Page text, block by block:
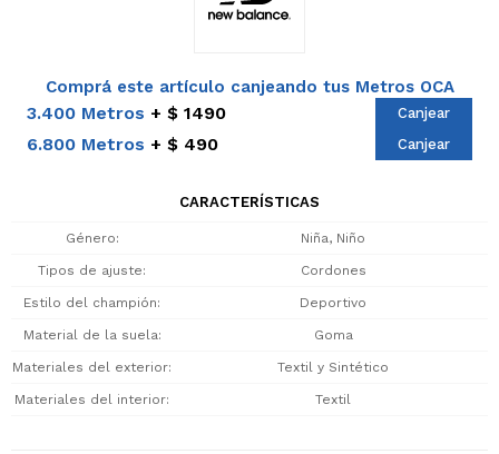
Comprá este artículo canjeando tus Metros OCA
3.400 Metros $ 1490 Canjear
6.800 Metros $ 490 Canjear
CARACTERÍSTICAS
Género Niña, Niño
Tipos de ajuste Cordones
Estilo del champión Deportivo
Material de la suela Goma
Materiales del exterior Textil y Sintético
Materiales del interior Textil